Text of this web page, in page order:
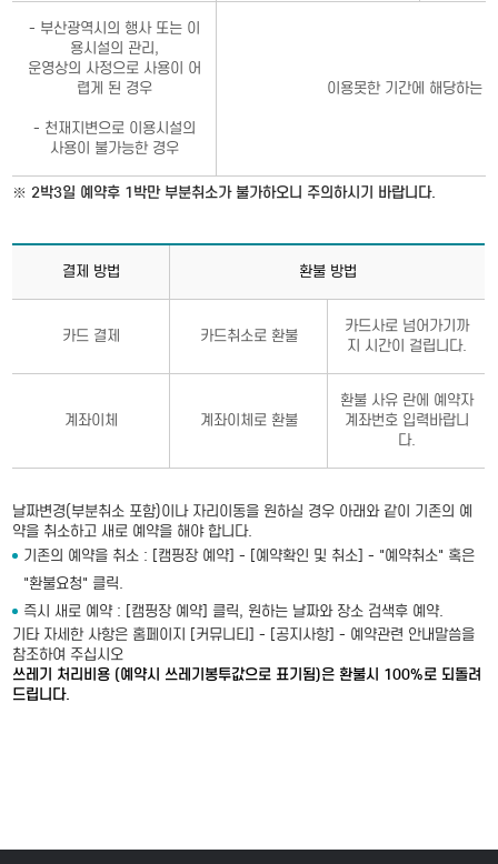
- 부산광역시의 행사 또는 이
용시설의 관리,
운영상의 사정으로 사용이 어
렵게 된 경우
- 천재지변으로 이용시설의
사용이 불가능한 경우
이용못한 기간에 해당하는
※ 2박3일 예약후 1박만 부분취소가 불가하오니 주의하시기 바랍니다.
결제 방법 환불 방법
카드 결제 카드취소로 환불
카드사로 넘어가기까
지 시간이 걸립니다.
계좌이체 계좌이체로 환불
환불 사유 란에 예약자
계좌번호 입력바랍니
다.
날짜변경(부분취소 포함)이나 자리이동을 원하실 경우 아래와 같이 기존의 예
약을 취소하고 새로 예약을 해야 합니다.
기존의 예약을 취소 : [캠핑장 예약] - [예약확인 및 취소] - "예약취소" 혹은
"환불요청" 클릭.
즉시 새로 예약 : [캠핑장 예약] 클릭, 원하는 날짜와 장소 검색후 예약.
기타 자세한 사항은 홈페이지 [커뮤니티] - [공지사항] - 예약관련 안내말씀을
참조하여 주십시오
쓰레기 처리비용 (예약시 쓰레기봉투값으로 표기됨)은 환불시 100%로 되돌려
드립니다.